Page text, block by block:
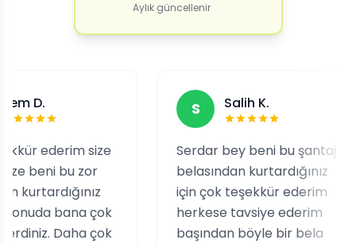
Aylık güncellenir
size
zor
çok
çok
Salih K.
Serdar bey beni bu şantaj
belasından kurtardığınız
için çok teşekkür ederim
herkese tavsiye ederim
başından böyle bir bela